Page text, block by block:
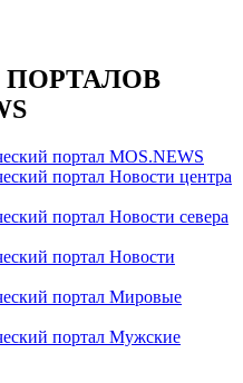
ПОРТАЛОВ
портал MOS.NEWS
портал Новости центра
портал Новости севера
портал Новости
портал Мировые
портал Мужские